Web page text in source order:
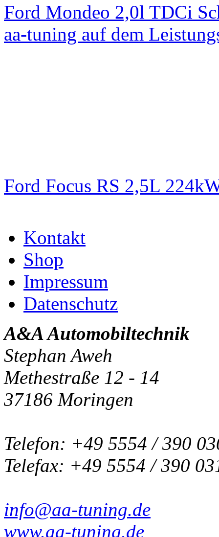
Ford Mondeo 2,0l TDCi
aa-tuning auf dem
Ford Focus RS 2,5L
Kontakt
Shop
Impressum
Datenschutz
A&A Automobiltechnik
Stephan Aweh
Methestraße 12 - 14
37186 Moringen
Telefon: +49 5554 / 390
Telefax: +49 5554 / 390
info@aa-tuning.de
www.aa-tuning.de